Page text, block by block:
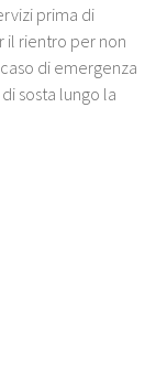
prima di
il rientro per non
di emergenza
sosta lungo la